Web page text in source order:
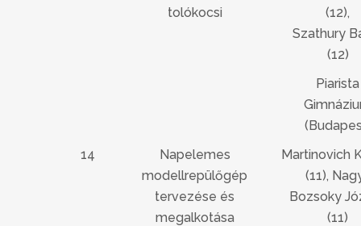
tolókocsi
(12),
Szathury
(12)
Piarista
14
Napelemes
modellrepülőgép
tervezése és
megalkotása
Martinovich
(11),
Bozsoky
(11)